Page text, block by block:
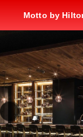
Motto by